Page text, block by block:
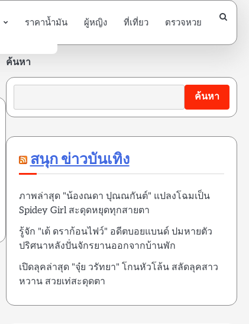
ราคาน้ำมัน ผู้หญิง ที่เที่ยว ตรวจหวย
ค้นหา
ค้นหา
สนุก ข่าวบันเทิง
ภาพล่าสุด "น้องณดา ปุณณกันต์" แปลงโฉมเป็น
Spidey Girl สะดุดหยุดทุกสายตา
รู้จัก "เต้ ดราก้อนไฟว์" อดีตบอยแบนด์ ปมหายตัว
ปริศนาหลังปั่นจักรยานออกจากบ้านพัก
เปิดลุคล่าสุด "จุ๋ย วรัทยา" โกนหัวโล้น สลัดลุคสาว
หวาน สวยเท่สะดุดตา